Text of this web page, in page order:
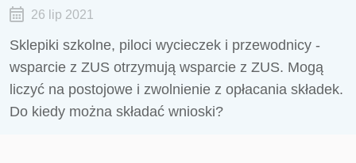
26 lip 2021
Sklepiki szkolne, piloci wycieczek i przewodnicy -
wsparcie z ZUS otrzymują wsparcie z ZUS. Mogą
liczyć na postojowe i zwolnienie z opłacania składek.
Do kiedy można składać wnioski?